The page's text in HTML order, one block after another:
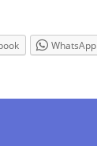
WhatsApp